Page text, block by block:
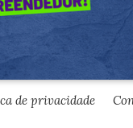
de privacidade